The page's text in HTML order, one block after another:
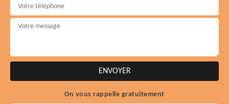
On vous rappelle gratuitement